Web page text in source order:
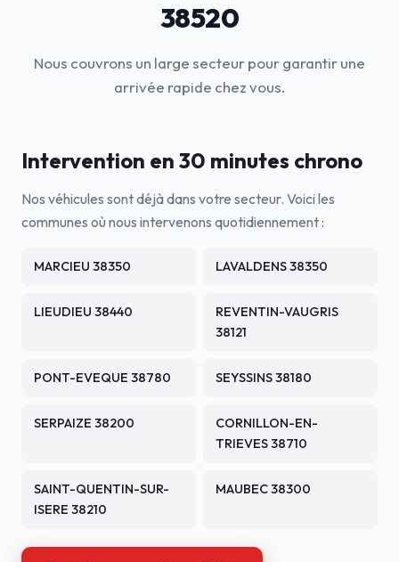
38520
Nous couvrons un large secteur pour garantir une
arrivée rapide chez vous.
Intervention en 30 minutes chrono
Nos véhicules sont déjà dans votre secteur. Voici les
communes où nous intervenons quotidiennement :
MARCIEU 38350 LAVALDENS 38350
LIEUDIEU 38440
REVENTIN-VAUGRIS
38121
PONT-EVEQUE 38780 SEYSSINS 38180
SERPAIZE 38200
CORNILLON-EN-
TRIEVES 38710
SAINT-QUENTIN-SUR-
ISERE 38210
MAUBEC 38300